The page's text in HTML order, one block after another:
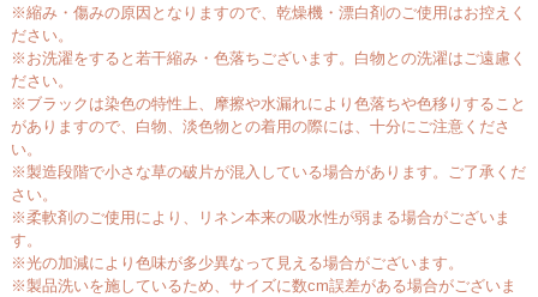
※縮み・傷みの原因となりますので、乾燥機・漂白剤のご使用はお控えく
ださい。
※お洗濯をすると若干縮み・色落ちございます。白物との洗濯はご遠慮く
ださい。
※ブラックは染色の特性上、摩擦や水漏れにより色落ちや色移りすること
がありますので、白物、淡色物との着用の際には、十分にご注意くださ
い。
※製造段階で小さな草の破片が混入している場合があります。ご了承くだ
さい。
※柔軟剤のご使用により、リネン本来の吸水性が弱まる場合がございま
す。
※光の加減により色味が多少異なって見える場合がございます。
※製品洗いを施しているため、サイズに数cm誤差がある場合がございま